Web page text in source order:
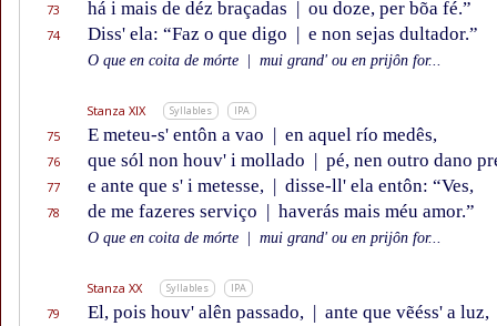
73 há i mais de déz braçadas | ou doze, per bõa fé.”
74 Diss' ela: “Faz o que digo | e non sejas dultador.”
O que en coita de mórte mui grand' ou en prijôn for...
Stanza XIX Syllables IPA
75 E meteu-s' entôn a vao | en aquel río medês,
76 que sól non houv' i mollado | pé, nen outro dano
77 e ante que s' i metesse, | disse-ll' ela entôn: “Ves,
78 de me fazeres serviço | haverás mais méu amor.”
O que en coita de mórte mui grand' ou en prijôn for...
Stanza XX Syllables IPA
79 El, pois houv' alên passado, | ante que vẽéss' a luz,